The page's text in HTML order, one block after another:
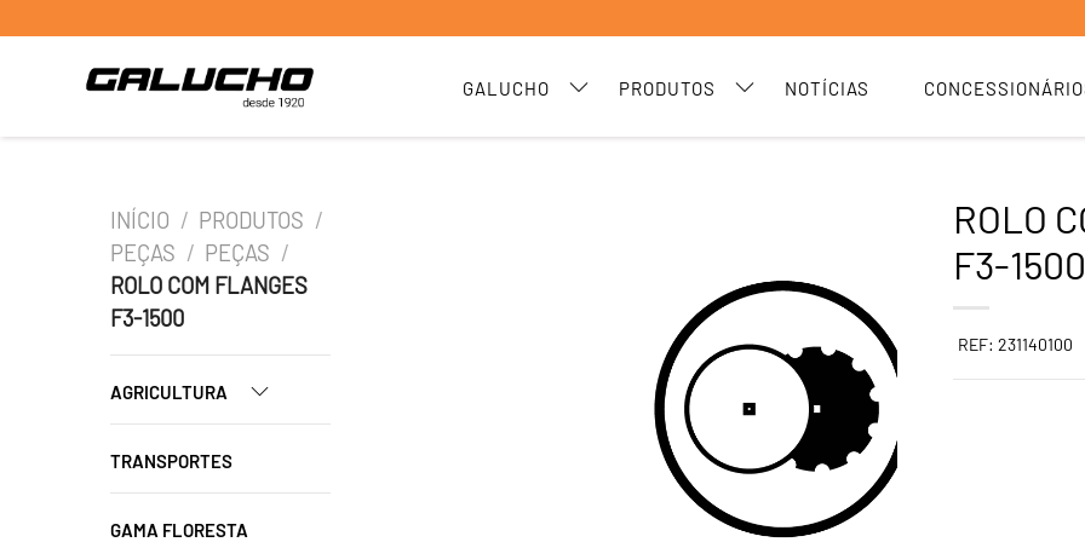
GALUCHO PRODUTOS NOTÍCIAS
INÍCIO / PRODUTOS /
PEÇAS / PEÇAS /
ROLO COM FLANGES
F3-1500
AGRICULTURA
TRANSPORTES
GAMA FLORESTA
ROLO
F3-1500
REF: 231140100